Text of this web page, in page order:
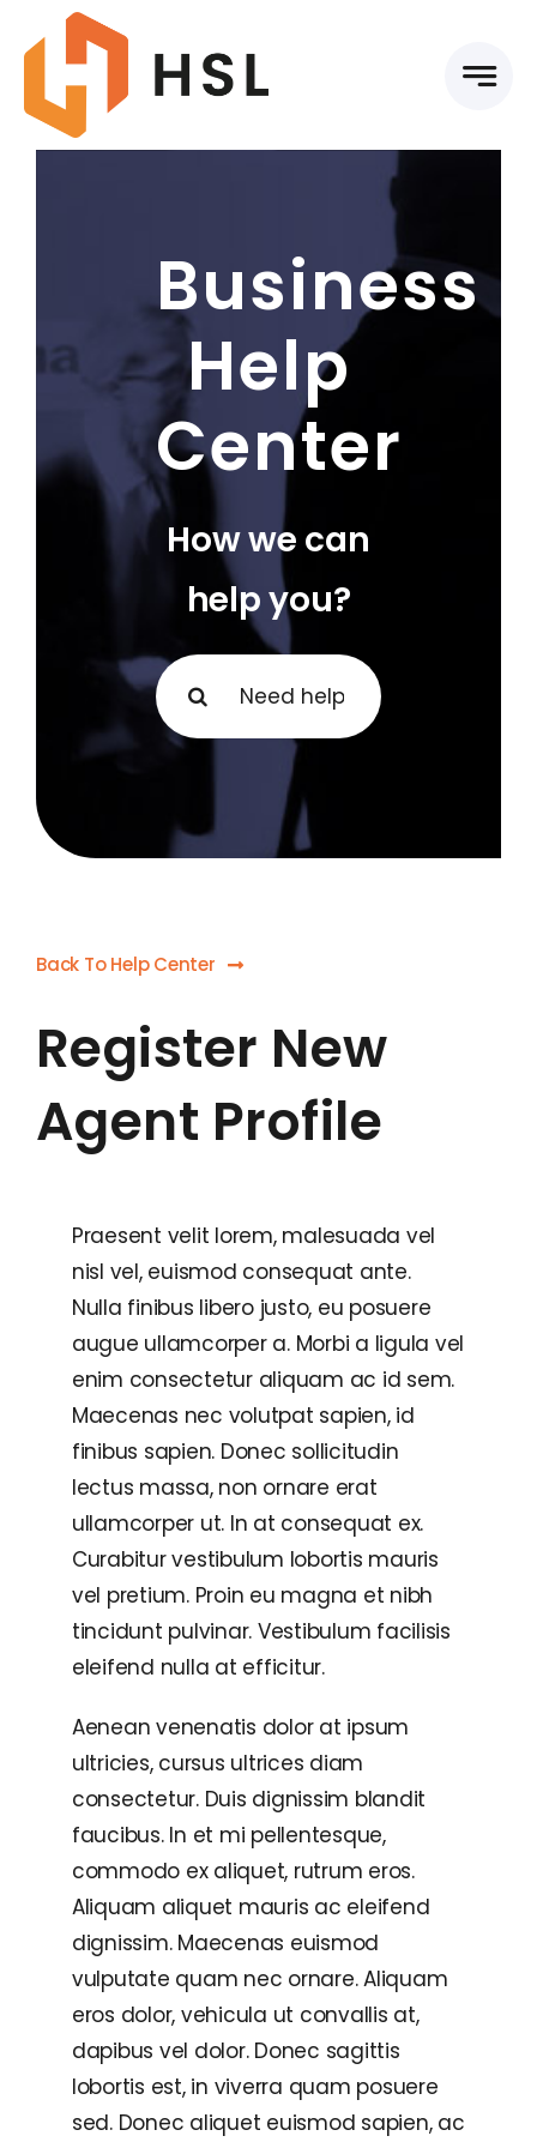
content
Business
Help
Center
How we can
help you?
Search
for:
Back To Help Center
Register New
Agent Profile
Praesent velit lorem, malesuada vel
nisl vel, euismod consequat ante.
Nulla finibus libero justo, eu posuere
augue ullamcorper a. Morbi a ligula vel
enim consectetur aliquam ac id sem.
Maecenas nec volutpat sapien, id
finibus sapien. Donec sollicitudin
lectus massa, non ornare erat
ullamcorper ut. In at consequat ex.
Curabitur vestibulum lobortis mauris
vel pretium. Proin eu magna et nibh
tincidunt pulvinar. Vestibulum facilisis
eleifend nulla at efficitur.
Aenean venenatis dolor at ipsum
ultricies, cursus ultrices diam
consectetur. Duis dignissim blandit
faucibus. In et mi pellentesque,
commodo ex aliquet, rutrum eros.
Aliquam aliquet mauris ac eleifend
dignissim. Maecenas euismod
vulputate quam nec ornare. Aliquam
eros dolor, vehicula ut convallis at,
dapibus vel dolor. Donec sagittis
lobortis est, in viverra quam posuere
sed. Donec aliquet euismod sapien, ac